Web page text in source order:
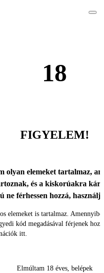
18
FIGYELEM!
olyan elemeket tartalmaz,
és a kiskorúakra
férhessen hozzá,
elemeket is tartalmaz.
kód megadásával férjenek
itt.
Elmúltam 18 éves, belépek